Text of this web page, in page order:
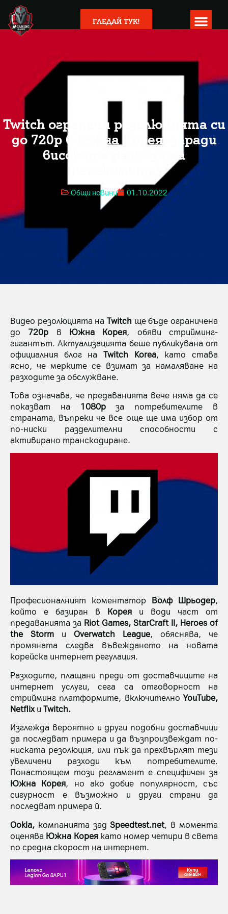
ГЛЕДАЙ ТУК!
Twitch ограничи резолюцията си
до 720p в Южна Корея, заради
високите разходи на
Общи новини 01.10.2022
Видео резолюцията на Twitch ще бъде ограничена
до 720p в Южна Корея, обяви стрийминг-
гигантът. Актуализацията беше публикувана от
официалния блог на Twitch Korea, като става
ясно, че мерките се взимат за намаляване на
разходите за обслужване.
Това означава, че предаванията вече няма да се
показват на 1080pза потребителите в
страната, въпреки че все още ще има избор от
по-ниски разделителни способности с
активирано транскодиране.
Професионалният коментатор Волф Шрьодер,
който е базиран в Корея и води част от
предаванията за Riot Games, StarCraft II, Heroes of
the Storm и Overwatch League, обяснява, че
промяната следва въвеждането на новата
корейска интернет регулация.
Разходите, плащани преди от доставчиците на
интернет услуги, сега са отговорност на
стрийминг платформите, включителноYouTube,
Netflixи Twitch.
Изглежда вероятно и други подобни доставчици
да последват примера и да възпроизвеждат по-
ниската резолюция, или пък да прехвърлят тези
увеличени разходи към потребителите.
Понастоящем този регламент е специфичен за
Южна Корея, но ако добие популярност, със
сигурност е възможно и други страни да
последват примера й.
Ookla, компанията задSpeedtest.net, в момента
оценява Южна Кореякато номер четири в света
по средна скорост на интернет.